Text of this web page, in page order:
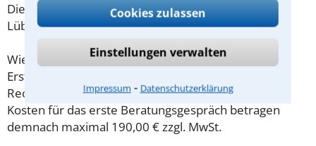
Cookies zulassen
Einstellungen verwalten
Impressum ⁃ Datenschutzerklärung
Die Kosten eines Anwalts für Häusliche Gewalt in
Lübeck sind oft geringer als gedacht!
Wieviel ein Rechtsanwalt in Lübeck für eine
Erstberatung verlangen darf, ist in §34 des
Rechtsanwaltsvergütungsgesetz (RVG) geregelt. Die
Kosten für das erste Beratungsgespräch betragen
demnach maximal 190,00 € zzgl. MwSt.